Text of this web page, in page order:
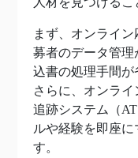
まず、オンライ
募者のデータ管理
込書の処理手間が
さらに、オンラ
追跡システム（
ルや経験を即座
す。